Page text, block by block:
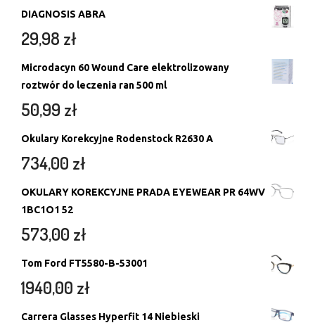
DIAGNOSIS ABRA
29,98 zł
Microdacyn 60 Wound Care elektrolizowany
roztwór do leczenia ran 500 ml
50,99 zł
Okulary Korekcyjne Rodenstock R2630 A
734,00 zł
OKULARY KOREKCYJNE PRADA EYEWEAR PR 64WV
1BC1O1 52
573,00 zł
Tom Ford FT5580-B-53001
1940,00 zł
Carrera Glasses Hyperfit 14 Niebieski